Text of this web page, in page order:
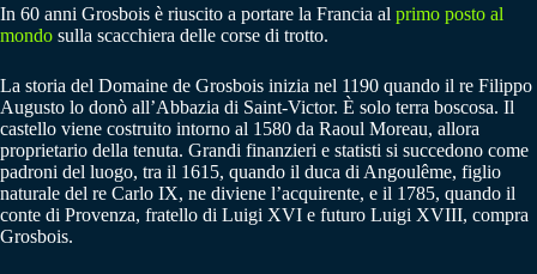
In 60 anni Grosbois è riuscito a portare la Francia al primo posto al
mondo sulla scacchiera delle corse di trotto.
La storia del Domaine de Grosbois inizia nel 1190 quando il re Filippo
Augusto lo donò all’Abbazia di Saint-Victor. È solo terra boscosa. Il
castello viene costruito intorno al 1580 da Raoul Moreau, allora
proprietario della tenuta. Grandi finanzieri e statisti si succedono come
padroni del luogo, tra il 1615, quando il duca di Angoulême, figlio
naturale del re Carlo IX, ne diviene l’acquirente, e il 1785, quando il
conte di Provenza, fratello di Luigi XVI e futuro Luigi XVIII, compra
Grosbois.